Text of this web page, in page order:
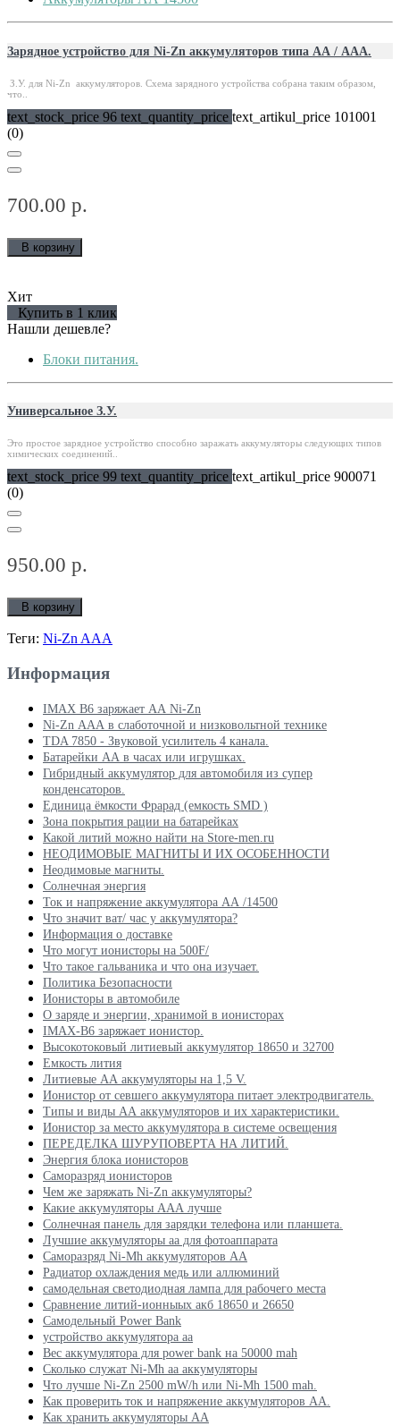
Зарядное устройство для Ni-Zn аккумуляторов типа АА / ААА.
З.У. для Ni-Zn аккумуляторов. Схема зарядного устройства собрана таким образом,
что..
text_stock_price 96 text_quantity_price text_artikul_price 101001
(0)
700.00 р.
В корзину
Хит
Купить в 1 клик
Нашли дешевле?
Блоки питания.
Универсальное З.У.
Это простое зарядное устройство способно заражать аккумуляторы следующих типов
химических соединений..
text_stock_price 99 text_quantity_price text_artikul_price 900071
(0)
950.00 р.
В корзину
Теги: Ni-Zn AAA
Информация
IMAX B6 заряжает АА Ni-Zn
Ni-Zn ААА в слаботочной и низковольтной технике
TDA 7850 - Звуковой усилитель 4 канала.
Батарейки АА в часах или игрушках.
Гибридный аккумулятор для автомобиля из супер
конденсаторов.
Единица ёмкости Фрарад (емкость SMD )
Зона покрытия рации на батарейках
Какой литий можно найти на Store-men.ru
НЕОДИМОВЫЕ МАГНИТЫ И ИХ ОСОБЕННОСТИ
Неодимовые магниты.
Солнечная энергия
Ток и напряжение аккумулятора АА /14500
Что значит ват/ час у аккумулятора?
Информация о доставке
Что могут ионисторы на 500F/
Что такое гальваника и что она изучает.
Политика Безопасности
Ионисторы в автомобиле
О заряде и энергии, хранимой в ионисторах
IMAX-B6 заряжает ионистор.
Высокотоковый литиевый аккумулятор 18650 и 32700
Емкость лития
Литиевые АА аккумуляторы на 1,5 V.
Ионистор от севшего аккумулятора питает электродвигатель.
Типы и виды АА аккумуляторов и их характеристики.
Ионистор за место аккумулятора в системе освещения
ПЕРЕДЕЛКА ШУРУПОВЕРТА НА ЛИТИЙ.
Энергия блока ионисторов
Саморазряд ионисторов
Чем же заряжать Ni-Zn аккумуляторы?
Какие аккумуляторы ААА лучше
Солнечная панель для зарядки телефона или планшета.
Лучшие аккумуляторы аа для фотоаппарата
Саморазряд Ni-Mh аккумуляторов АА
Радиатор охлаждения медь или аллюминий
самодельная светодиодная лампа для рабочего места
Сравнение литий-ионныых акб 18650 и 26650
Самодельный Power Bank
устройство аккумулятора аа
Вес аккумулятора для power bank на 50000 mah
Сколько служат Ni-Mh aa аккумуляторы
Что лучше Ni-Zn 2500 mW/h или Ni-Mh 1500 mah.
Как проверить ток и напряжение аккумуляторов АА.
Как хранить аккумуляторы АА